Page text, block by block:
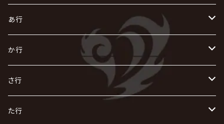
あ行
あ
R指定
AIOLIN
い
IKUO
う
か行
か
怪人二十面奏
き
さ行
さ
た行